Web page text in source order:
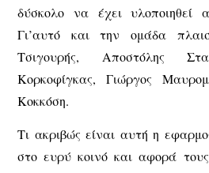
δύσκολο να έχει
Γι’αυτό και την ομάδα
Τσιγουρής, Αποστόλης
Κορκοφίγκας, Γιώργος
Κοκκόση.
Τι ακριβώς είναι αυτή η
στο ευρύ κοινό και αφορά